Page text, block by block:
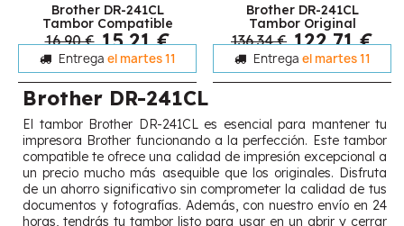
Brother DR-241CL
Tambor Compatible
16,90 € 15,21 €
Entrega el martes 11
Brother DR-241CL
Tambor Original
136,34 € 122,71 €
Entrega el martes 11
Brother DR-241CL
El tambor Brother DR-241CL es esencial para mantener tu
impresora Brother funcionando a la perfección. Este tambor
compatible te ofrece una calidad de impresión excepcional a
un precio mucho más asequible que los originales. Disfruta
de un ahorro significativo sin comprometer la calidad de tus
documentos y fotografías. Además, con nuestro envío en 24
horas, tendrás tu tambor listo para usar en un abrir y cerrar